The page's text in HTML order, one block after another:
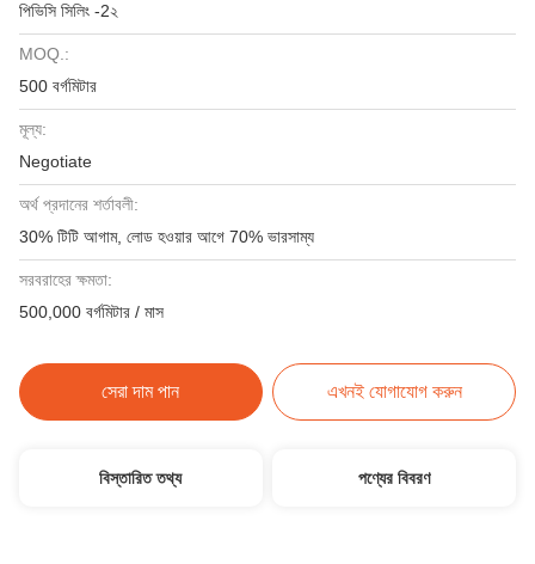
পিভিসি সিলিং -2২
MOQ.:
500 বর্গমিটার
মূল্য:
Negotiate
অর্থ প্রদানের শর্তাবলী:
30% টিটি আগাম, লোড হওয়ার আগে 70% ভারসাম্য
সরবরাহের ক্ষমতা:
500,000 বর্গমিটার / মাস
সেরা দাম পান এখনই যোগাযোগ করুন
বিস্তারিত তথ্য পণ্যের বিবরণ